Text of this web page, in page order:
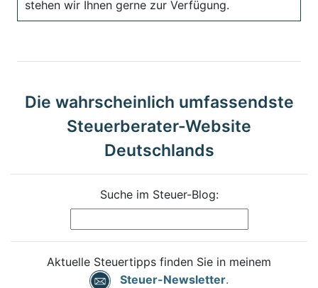
stehen wir Ihnen gerne zur Verfügung.
Die wahrscheinlich umfassendste
Steuerberater-Website
Deutschlands
Suche im Steuer-Blog:
Aktuelle Steuertipps finden Sie in meinem
Steuer-Newsletter.